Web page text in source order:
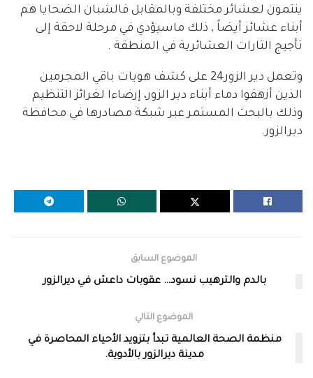
ينتمون لعشائر مختلفة وبالمقابل فالشبان الضحايا هم
أبناء عشائر أيضاً , ذلك ماسيؤدي في مرحلة لاحقة إلى
تأجيج الثارات العشائرية في المنطقة .
وتعمل دير الزور24 على كشف هويات باقي المجرمين
الذين أزهقوا دماء أبناء دير الزور، إرضاءا لغرائز التنظيم
وذلك بالبحث المستمر عبر شبكة مصادرها في محافظة
ديرالزور.
الموضوع السابق
بالدم والترهيب نسود… عقوبات داعش في ديرالزور
الموضوع التالي
منظمة الصحة العالمية تبدأ بتزويد الأحياء المحاصرة في
مدينة ديرالزور بالأدوية.